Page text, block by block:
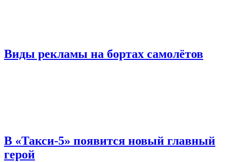
Виды рекламы на бортах самолётов
В «Такси-5» появится новый главный
герой